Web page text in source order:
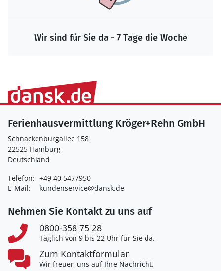
Wir sind für Sie da - 7 Tage die Woche
Ferienhausvermittlung Kröger+Rehn GmbH
Schnackenburgallee 158
22525 Hamburg
Deutschland
Telefon: +49 40 5477950
E-Mail:
kundenservice@dansk.de
Nehmen Sie Kontakt zu uns auf
0800-358 75 28
Täglich von 9 bis 22 Uhr für Sie da.
Zum Kontaktformular
Wir freuen uns auf Ihre Nachricht.